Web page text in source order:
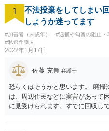
1
不法投棄をしてしまい
しようか迷ってます
#加害者（未成年） #逮捕や勾留の阻止・
#私選弁護人
2022年1月17日
佐藤 充崇 弁護士
恐らくはそうかと思います。 廃掃
は、周辺住民などに実害があって
に見受けられます。すでに回収し
致→審判不開始となる可能性は高